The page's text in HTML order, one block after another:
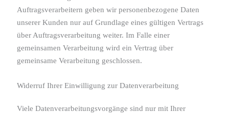
Auftragsverarbeitern geben wir personenbezogene Daten
unserer Kunden nur auf Grundlage eines gültigen Vertrags
über Auftragsverarbeitung weiter. Im Falle einer
gemeinsamen Verarbeitung wird ein Vertrag über
gemeinsame Verarbeitung geschlossen.
Widerruf Ihrer Einwilligung zur Datenverarbeitung
Viele Datenverarbeitungsvorgänge sind nur mit Ihrer